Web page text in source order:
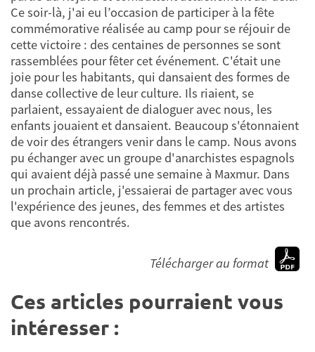
Ce soir-là, j'ai eu l’occasion de participer à la fête
commémorative réalisée au camp pour se réjouir de
cette victoire : des centaines de personnes se sont
rassemblées pour fêter cet événement. C'était une
joie pour les habitants, qui dansaient des formes de
danse collective de leur culture. Ils riaient, se
parlaient, essayaient de dialoguer avec nous, les
enfants jouaient et dansaient. Beaucoup s'étonnaient
de voir des étrangers venir dans le camp. Nous avons
pu échanger avec un groupe d'anarchistes espagnols
qui avaient déjà passé une semaine à Maxmur. Dans
un prochain article, j'essaierai de partager avec vous
l'expérience des jeunes, des femmes et des artistes
que avons rencontrés.
Télécharger au format
Ces articles pourraient vous
intéresser :